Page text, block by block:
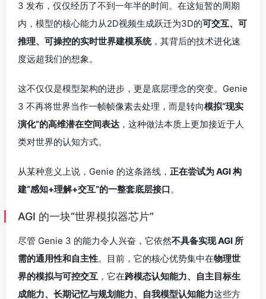
从某种意义上说，Genie 的这条路线，正在尝试为 AGI 构
建“感知+理解+交互”的一整套底层接口。
AGI 的一块“世界模拟器芯片”
尽管 Genie 3 的能力令人兴奋，它依然不具备实现 AGI 所
需的通用性和自主性 。目前，它的核心优势集中在物理世
界的模拟与可控交互，它在
跨模态认知能力、自主目标生
成能力、长期记忆与规划能力、自我模型认知能力
统中不可或缺的一个“子模块”——一个高度智能、能模拟现
实的3D 世界感知和物理交互单元，可能作为通用智能体的
换句话说，Genie 不是通用智能体，但它让我们看见了
通用智能体可以生长的土壤。